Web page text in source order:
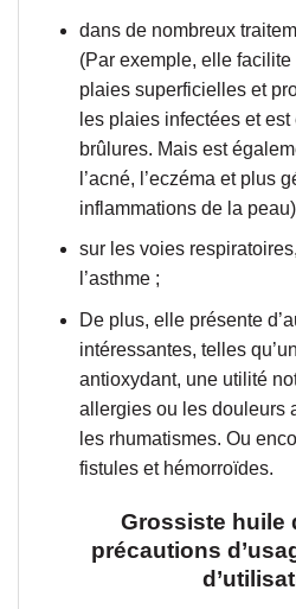
dans de nombreux
(Par exemple, elle
plaies superficielles et
les plaies infectées et
brûlures. Mais est
l’acné, l’eczéma et plus
inflammations de la
sur les voies
l’asthme ;
De plus, elle présente
intéressantes, telles
antioxydant, une utilité
allergies ou les douleurs
les rhumatismes. Ou
fistules et hémorroïdes.
Grossiste huile
précautions